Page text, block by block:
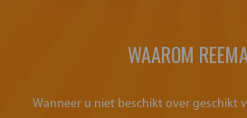
WAAROM
Wanneer u niet beschikt over geschikt